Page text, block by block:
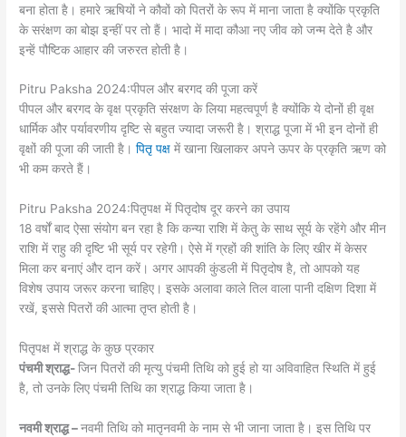
बना होता है। हमारे ऋषियों ने कौवों को पितरों के रूप में माना जाता है क्योंकि प्रकृति
के सरंक्षण का बोझ इन्हीं पर तो हैं। भादो में मादा कौआ नए जीव को जन्म देते है और
इन्हें पौष्टिक आहार की जरुरत होती है।
Pitru Paksha 2024:पीपल और बरगद की पूजा करें
पीपल और बरगद के वृक्ष प्रकृति संरक्षण के लिया महत्वपूर्ण है क्योंकि ये दोनों ही वृक्ष
धार्मिक और पर्यावरणीय दृष्टि से बहुत ज्यादा जरूरी है। श्राद्ध पूजा में भी इन दोनों ही
वृक्षों की पूजा की जाती है।पितृ पक्ष में खाना खिलाकर अपने ऊपर के प्रकृति ऋण को
भी कम करते हैं।
Pitru Paksha 2024:पितृपक्ष में पितृदोष दूर करने का उपाय
18 वर्षों बाद ऐसा संयोग बन रहा है कि कन्या राशि में केतु के साथ सूर्य के रहेंगे और मीन
राशि में राहु की दृष्टि भी सूर्य पर रहेगी। ऐसे में ग्रहों की शांति के लिए खीर में केसर
मिला कर बनाएं और दान करें। अगर आपकी कुंडली में पितृदोष है, तो आपको यह
विशेष उपाय जरूर करना चाहिए। इसके अलावा काले तिल वाला पानी दक्षिण दिशा में
रखें, इससे पितरों की आत्मा तृप्त होती है।
पितृपक्ष में श्राद्ध के कुछ प्रकार
पंचमी श्राद्ध-जिन पितरों की मृत्यु पंचमी तिथि को हुई हो या अविवाहित स्थिति में हुई
है, तो उनके लिए पंचमी तिथि का श्राद्ध किया जाता है।
नवमी श्राद्ध –नवमी तिथि को मातृनवमी के नाम से भी जाना जाता है। इस तिथि पर